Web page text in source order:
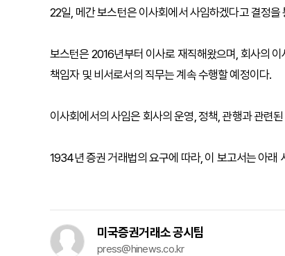
22일, 메간 보스턴은 이사회에서 사임하겠다고 결정을
보스턴은 2016년부터 이사로 재직해왔으며, 회사의
책임자 및 비서로서의 직무는 계속 수행할 예정이다.
이사회에서의 사임은 회사의 운영, 정책, 관행과 관련
1934년 증권 거래법의 요구에 따라, 이 보고서는 아래
미국증권거래소 공시팀
press@hinews.co.kr